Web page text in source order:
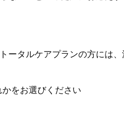
ータルケアプランの方には
をお選びください